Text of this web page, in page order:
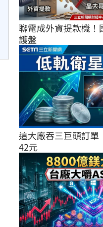
聯電成外資提款機！
護盤
這大廠吞三巨頭訂單
42元